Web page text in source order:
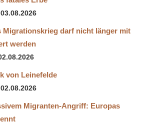
03.08.2026
Migrationskrieg darf nicht länger mit
werden
von Leinefelde
02.08.2026
Migranten-Angriff: Europas